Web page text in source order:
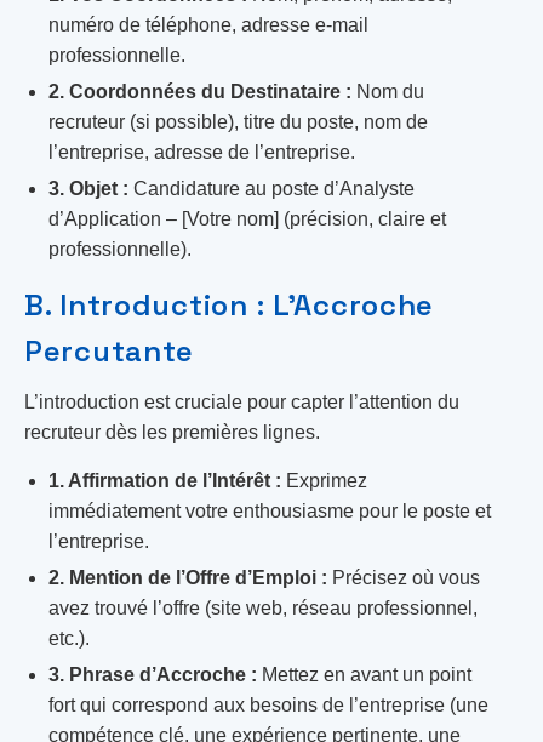
numéro de téléphone, adresse e-mail
professionnelle.
2. Coordonnées du Destinataire : Nom du
recruteur (si possible), titre du poste, nom de
l’entreprise, adresse de l’entreprise.
3. Objet : Candidature au poste d’Analyste
d’Application – [Votre nom] (précision, claire et
professionnelle).
B. Introduction : L’Accroche
Percutante
L’introduction est cruciale pour capter l’attention du
recruteur dès les premières lignes.
1. Affirmation de l’Intérêt : Exprimez
immédiatement votre enthousiasme pour le poste et
l’entreprise.
2. Mention de l’Offre d’Emploi : Précisez où vous
avez trouvé l’offre (site web, réseau professionnel,
etc.).
3. Phrase d’Accroche : Mettez en avant un point
fort qui correspond aux besoins de l’entreprise (une
compétence clé, une expérience pertinente, une